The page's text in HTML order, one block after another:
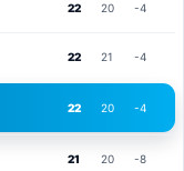
22 20 -4
22 21 -4
22 20 -4
21 20 -8